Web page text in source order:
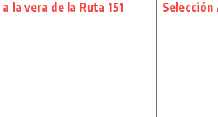
la vera de la Ruta 151